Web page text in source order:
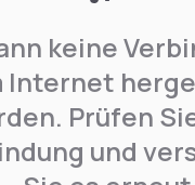
keine
Internet
Prüfen
und